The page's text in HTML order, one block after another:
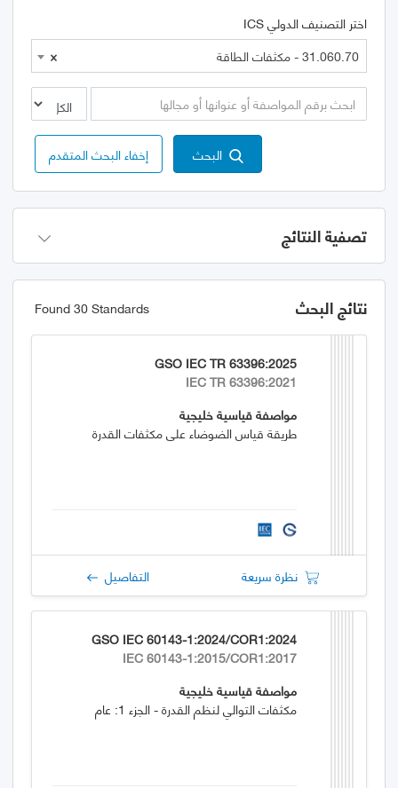
اختر التصنيف الدولي ICS
×
31.060.70 - مكثفات الطاقة
البحث إخفاء البحث المتقدم
تصفية النتائج
نتائج البحث Found 30 Standards
GSO IEC TR 63396:2025
IEC TR 63396:2021
مواصفة قياسية خليجية
طريقة قياس الضوضاء على مكثفات القدرة
نظرة سريعة التفاصيل
GSO IEC 60143-1:2024/COR1:2024
IEC 60143-1:2015/COR1:2017
مواصفة قياسية خليجية
مكثفات التوالي لنظم القدرة - الجزء 1: عام